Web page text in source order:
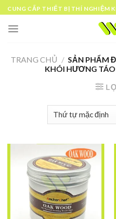
Skip
to
content
CUNG CẤP THIẾT BỊ THÍ NGHIỆM
TRANG CHỦ / SẢN PHẨM
KHÓI HƯƠNG TÁO